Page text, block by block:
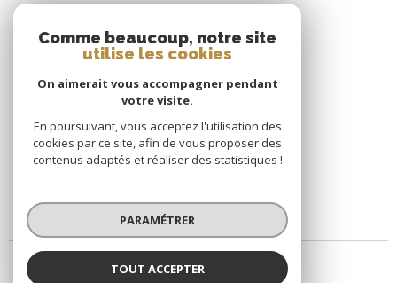
Comme beaucoup, notre site
utilise les cookies
On aimerait vous accompagner pendant
votre visite.
En poursuivant, vous acceptez l'utilisation des
cookies par ce site, afin de vous proposer des
contenus adaptés et réaliser des statistiques !
PARAMÉTRER
TOUT ACCEPTER